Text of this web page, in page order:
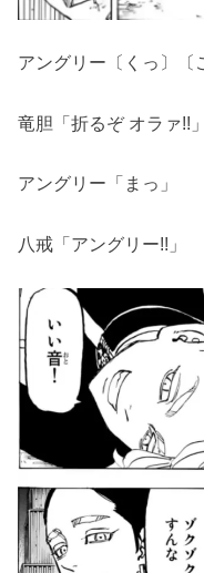
アングリー〔くっ〕〔
竜胆「折るぞ オラァ!!」
アングリー「まっ」
八戒「アングリー!!」